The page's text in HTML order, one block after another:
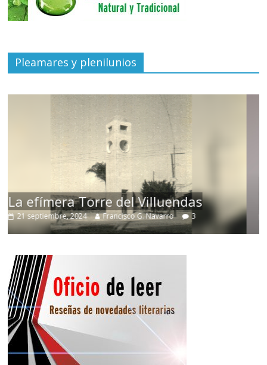
Pleamares y plenilunios
Responso por el alma atormentada
Denís
15 septiembre, 2024 Francisco G. Navarro